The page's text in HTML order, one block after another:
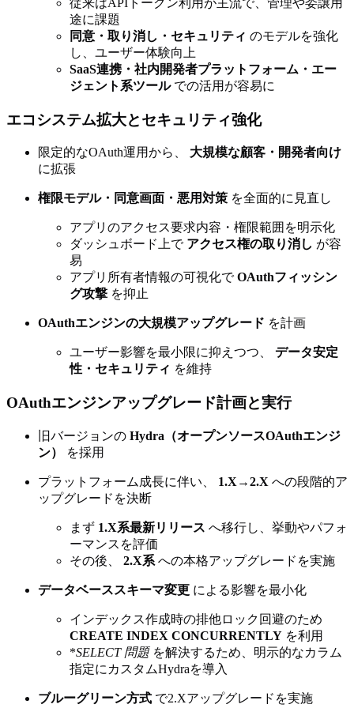
従来はAPIトークン利用が主流で、管理や委譲用
途に課題
同意・取り消し・セキュリティ のモデルを強化
し、ユーザー体験向上
SaaS連携・社内開発者プラットフォーム・エー
ジェント系ツールでの活用が容易に
エコシステム拡大とセキュリティ強化
限定的なOAuth運用から、 大規模な顧客・開発者向け
に拡張
権限モデル・同意画面・悪用対策 を全面的に見直し
アプリのアクセス要求内容・権限範囲を明示化
ダッシュボード上で アクセス権の取り消し が容
易
アプリ所有者情報の可視化でOAuthフィッシン
グ攻撃 を抑止
OAuthエンジンの大規模アップグレード を計画
ユーザー影響を最小限に抑えつつ、 データ安定
性・セキュリティ を維持
OAuthエンジンアップグレード計画と実行
旧バージョンの Hydra（オープンソースOAuthエンジ
ン）
を採用
プラットフォーム成長に伴い、 1.X→2.X への段階的ア
ップグレードを決断
まず 1.X系最新リリース へ移行し、挙動やパフォ
ーマンスを評価
その後、 2.X系 への本格アップグレードを実施
データベーススキーマ変更 による影響を最小化
インデックス作成時の排他ロック回避のため
CREATE INDEX CONCURRENTLY を利用
*SELECT 問題 を解決するため、明示的なカラム
指定にカスタムHydraを導入
ブルーグリーン方式 で2.Xアップグレードを実施